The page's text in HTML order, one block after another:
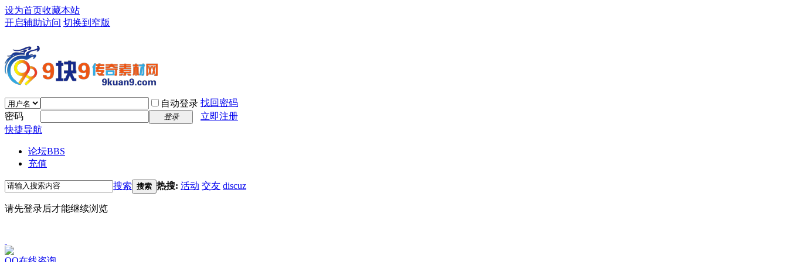
设为首页收藏本站
开启辅助访问 切换到窄版
自动登录 找回密码
密码
登录
立即注册
快捷导航
论坛BBS
充值
搜索 搜索 热搜: 活动 交友 discuz
请先登录后才能继续浏览